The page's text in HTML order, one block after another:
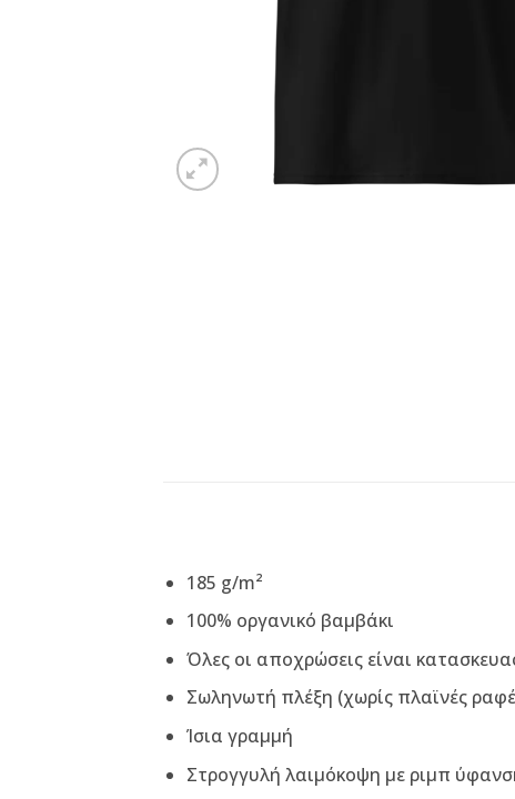
185 g/m²
100% οργανικό βαμβάκι
Όλες οι αποχρώσεις είναι
Σωληνωτή πλέξη (χωρίς πλαϊνές
Ίσια γραμμή
Στρογγυλή λαιμόκοψη με ριμπ